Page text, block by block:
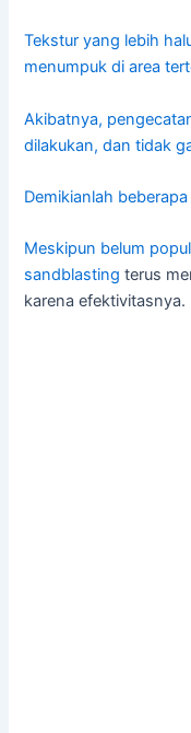
Tekstur yang lebih
menumpuk di area
Akibatnya,
dilakukan, dan tidak
Demikianlah
Meskipun belum
sandblasting terus
karena efektivitasnya.